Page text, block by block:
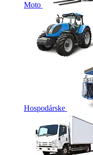
Moto
Hospodárske